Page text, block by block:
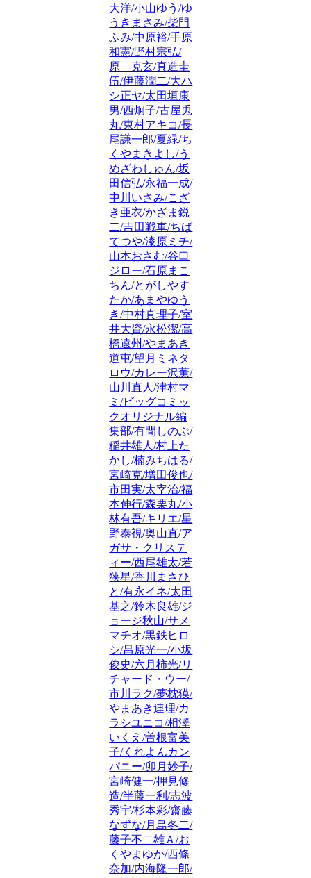
大洋/小山ゆう/ゆ
うきまさみ/柴門
ふみ/中原裕/手原
和憲/野村宗弘/
原 克玄/真造圭
伍/伊藤潤二/大ハ
シ正ヤ/太田垣康
男/西炯子/古屋兎
丸/東村アキコ/長
尾謙一郎/夏緑/ち
くやまきよし/う
めざわしゅん/坂
田信弘/永福一成/
中川いさみ/こざ
き亜衣/かざま鋭
二/吉田戦車/ちば
てつや/漆原ミチ/
山本おさむ/谷口
ジロー/石原まこ
ちん/とがしやす
たか/あまやゆう
き/中村真理子/室
井大資/永松潔/高
橋遠州/やまあき
道屯/望月ミネタ
ロウ/カレー沢薫/
山川直人/津村マ
ミ/ビッグコミッ
クオリジナル編
集部/有間しのぶ/
稲井雄人/村上た
かし/楠みちはる/
宮崎克/増田俊也/
市田実/太宰治/福
本伸行/森栗丸/小
林有吾/キリエ/星
野泰視/奥山直/ア
ガサ・クリステ
ィー/西尾雄太/若
狭星/香川まさひ
と/有永イネ/太田
基之/鈴木良雄/ジ
ョージ秋山/サメ
マチオ/黒鉄ヒロ
シ/昌原光一/小坂
俊史/六月柿光/リ
チャード・ウー/
市川ラク/夢枕獏/
やまあき連理/カ
ラシユニコ/相澤
いくえ/曽根富美
子/くれよんカン
パニー/卯月妙子/
宮崎健一/押見修
造/半藤一利/志波
秀宇/杉本彩/齋藤
なずな/月島冬二/
藤子不二雄Ａ/お
くやまゆか/西條
奈加/内海隆一郎/